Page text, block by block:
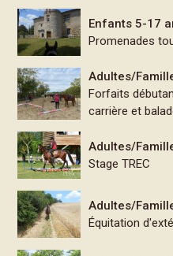
Enfants 5-17
Promenades
Adultes/
Forfaits
carrière et
Adultes/
Stage TREC
Adultes/
Équitation